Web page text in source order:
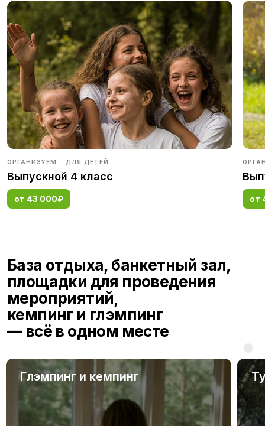
ОРГАНИЗУЕМ ДЛЯ ДЕТЕЙ
Выпускной 4 класс
от 43 000₽ от
База отдыха, банкетный зал,
площадки для проведения
мероприятий,
кемпинг и глэмпинг
— всё в одном месте
Глэмпинг и кемпинг